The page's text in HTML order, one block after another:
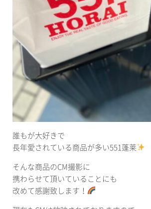
誰もが大好きで
長年愛されている商品が多い551蓬莱
そんな商品のCM撮影に
携わらせて頂いていることにも
改めて感謝致します！